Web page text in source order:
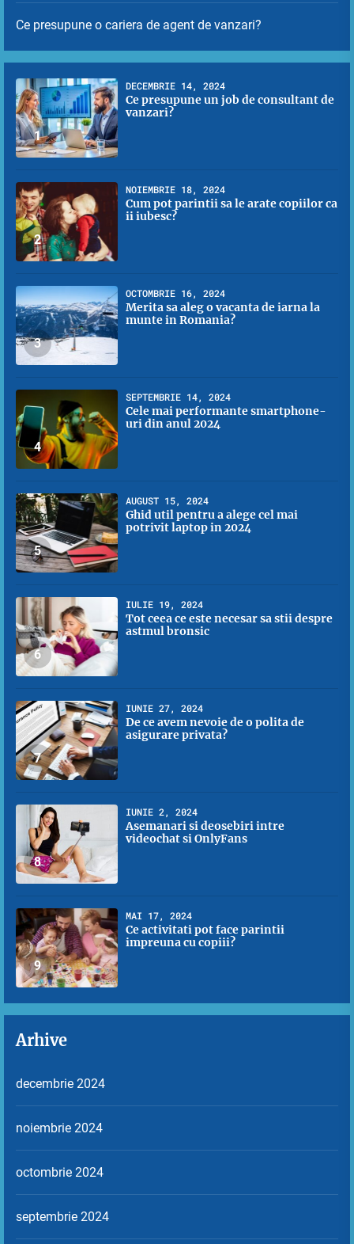
Ce presupune o cariera de agent de vanzari?
1
DECEMBRIE 14, 2024
Ce presupune un job de consultant de
vanzari?
2
NOIEMBRIE 18, 2024
Cum pot parintii sa le arate copiilor ca
ii iubesc?
3
OCTOMBRIE 16, 2024
Merita sa aleg o vacanta de iarna la
munte in Romania?
4
SEPTEMBRIE 14, 2024
Cele mai performante smartphone-
uri din anul 2024
5
AUGUST 15, 2024
Ghid util pentru a alege cel mai
potrivit laptop in 2024
6
IULIE 19, 2024
Tot ceea ce este necesar sa stii despre
astmul bronsic
7
IUNIE 27, 2024
De ce avem nevoie de o polita de
asigurare privata?
8
IUNIE 2, 2024
Asemanari si deosebiri intre
videochat si OnlyFans
9
MAI 17, 2024
Ce activitati pot face parintii
impreuna cu copiii?
Arhive
decembrie 2024
noiembrie 2024
octombrie 2024
septembrie 2024